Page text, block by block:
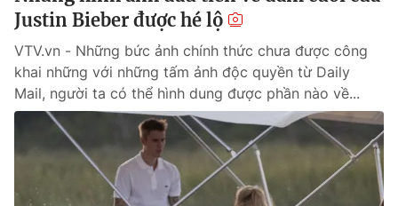
Justin Bieber được hé lộ
VTV.vn - Những bức ảnh chính thức chưa được công
khai những với những tấm ảnh độc quyền từ Daily
Mail, người ta có thể hình dung được phần nào về...